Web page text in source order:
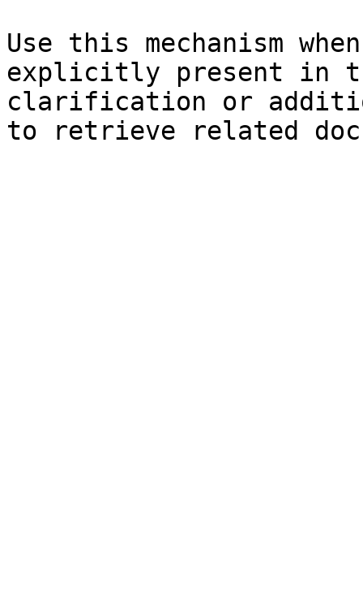
Use this mechanism
explicitly present in
clarification or